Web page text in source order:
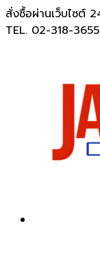
สั่งซื้อผ่านเว็บไซต์
TEL. 02-318-